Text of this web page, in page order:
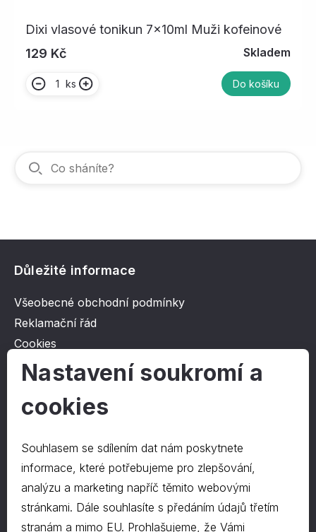
Dixi vlasové tonikun 7x10ml Muži kofeinové
129 Kč
Skladem
ks Do košíku
Důležité informace
Všeobecné obchodní podmínky
Reklamační řád
Cookies
Ochrana osobních údajů
O společnosti
Kontakt
O nás
Kontakty
Nastavení soukromí a
cookies
Souhlasem se sdílením dat nám poskytnete
informace, které potřebujeme pro zlepšování,
analýzu a marketing napříč těmito webovými
stránkami. Dále souhlasíte s předáním údajů třetím
stranám a mimo EU. Prohlašujeme, že Vámi